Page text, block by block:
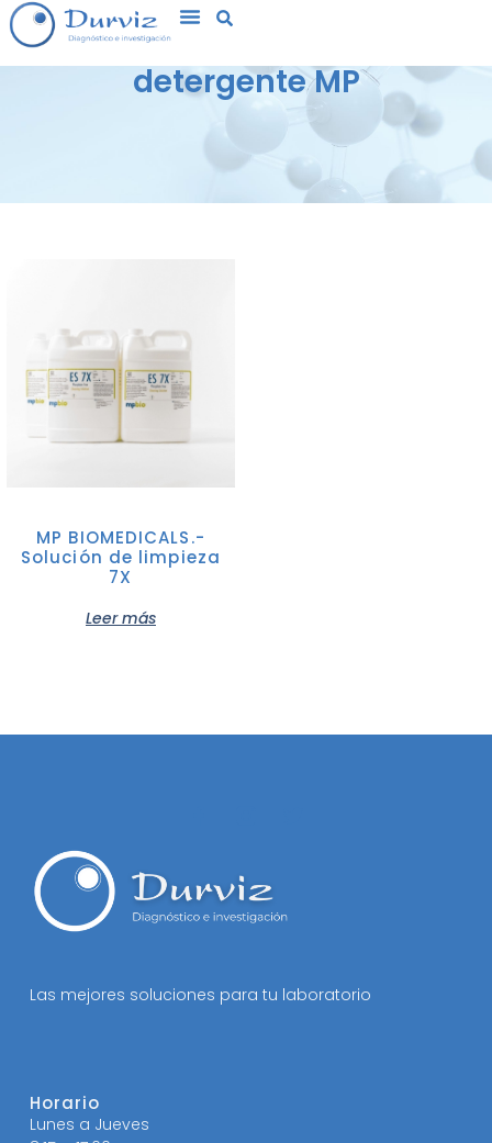
detergente MP
MP BIOMEDICALS.-
Solución de limpieza
7X
Leer más
Las mejores soluciones para tu laboratorio
Horario
Lunes a Jueves